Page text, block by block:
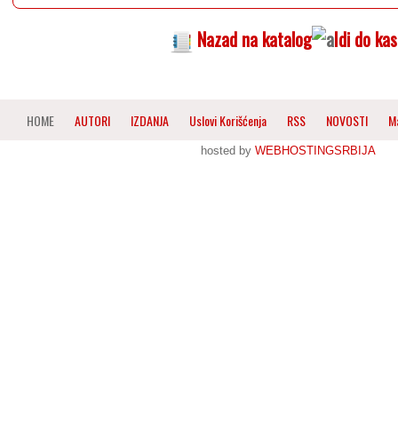
Nazad na katalog
Idi do
HOME AUTORI IZDANJA Uslovi Korišćenja RSS NOVOSTI
hosted by WEBHOSTINGSRBIJA